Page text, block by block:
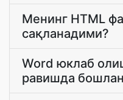
Менинг HTML
сақланадими?
Word юклаб
равишда